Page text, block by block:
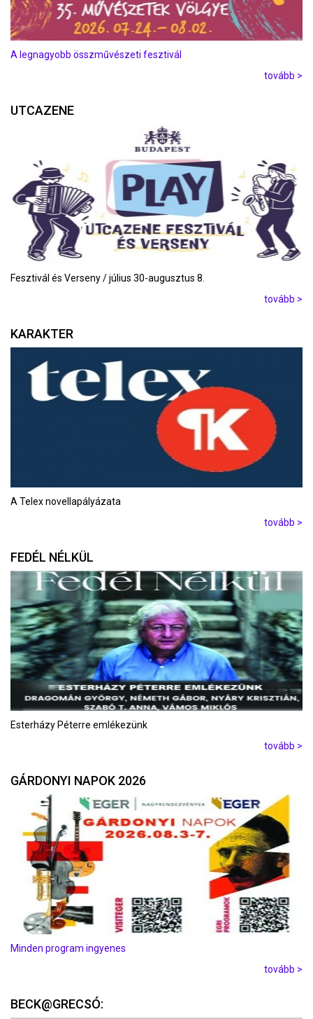
A legnagyobb összművészeti fesztivál
tovább >
UTCAZENE
Fesztivál és Verseny / július 30-augusztus 8.
tovább >
KARAKTER
A Telex novellapályázata
tovább >
FEDÉL NÉLKÜL
Esterházy Péterre emlékezünk
tovább >
GÁRDONYI NAPOK 2026
Minden program ingyenes
tovább >
BECK@GRECSÓ: